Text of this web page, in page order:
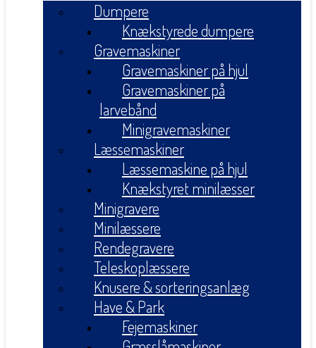
Dumpere
Knækstyrede dumpere
Gravemaskiner
Gravemaskiner på hjul
Gravemaskiner på
larvebånd
Minigravemaskiner
Læssemaskiner
Læssemaskine på hjul
Knækstyret minilæsser
Minigravere
Minilæssere
Rendegravere
Teleskoplæssere
Knusere & sorteringsanlæg
Have & Park
Fejemaskiner